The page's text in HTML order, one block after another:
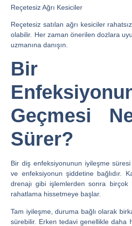
Reçetesiz Ağrı Kesiciler
Reçetesiz satılan ağrı kesiciler
olabilir. Her zaman önerilen dozlara
uzmanına danışın.
Bir
Geçmesi
Sürer?
Bir diş enfeksiyonunun iyileşme
ve enfeksiyonun şiddetine bağlıdır.
drenajı gibi işlemlerden sonra
rahatlama hissetmeye başlar.
Tam iyileşme, duruma bağlı olarak
sürebilir. Erken tedavi genellikle daha